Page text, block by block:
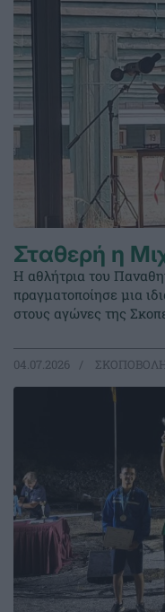
Σταθερή η
Η αθλήτρια του
πραγματοποίησε μια
στους αγώνες της
04.07.2026